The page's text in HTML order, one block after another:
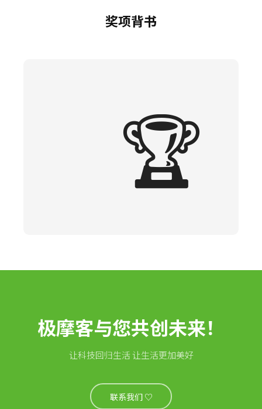
奖项背书
🏆
极摩客与您共创未来！
让科技回归生活 让生活更加美好
联系我们 ♡